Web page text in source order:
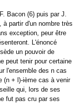
Bacon (6) puis par J.
partir d'un nombre très
exception, peur être
L'énoncé
un pouvoir de
peut tenir pour certaine
l'ensemble des n cas
(n + l)-ième cas à venir
qui, lors de ses
fut pas cru par ses